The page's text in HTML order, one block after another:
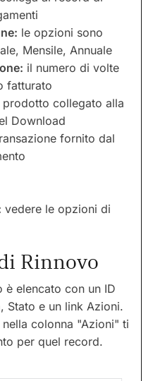
le opzioni sono
Mensile, Annuale
il numero di volte
fatturato
collegato alla
Download
fornito dal
vedere le opzioni di
Rinnovo
è elencato con un ID
Stato e un link Azioni.
colonna "Azioni" ti
per quel record.